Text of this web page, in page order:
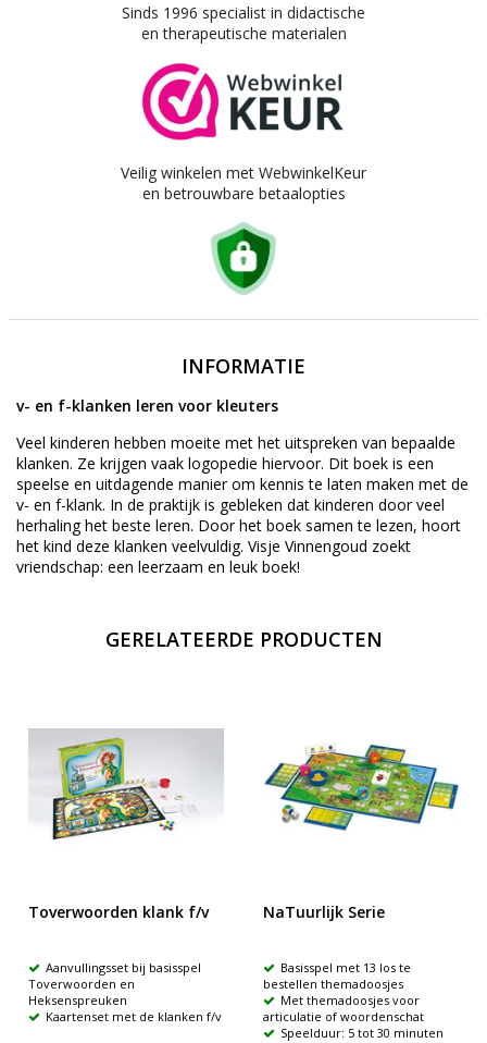
Sinds 1996 specialist in didactische
en therapeutische materialen
Veilig winkelen met WebwinkelKeur
en betrouwbare betaalopties
INFORMATIE
v- en f-klanken leren voor kleuters
Veel kinderen hebben moeite met het uitspreken van bepaalde
klanken. Ze krijgen vaak logopedie hiervoor. Dit boek is een
speelse en uitdagende manier om kennis te laten maken met de
v- en f-klank. In de praktijk is gebleken dat kinderen door veel
herhaling het beste leren. Door het boek samen te lezen, hoort
het kind deze klanken veelvuldig. Visje Vinnengoud zoekt
vriendschap: een leerzaam en leuk boek!
GERELATEERDE PRODUCTEN
Toverwoorden klank f/v
Aanvullingsset bij basisspel
Toverwoorden en
Heksenspreuken
Kaartenset met de klanken f/v
NaTuurlijk Serie
Basisspel met 13 los te
bestellen themadoosjes
Met themadoosjes voor
articulatie of woordenschat
Speelduur: 5 tot 30 minuten